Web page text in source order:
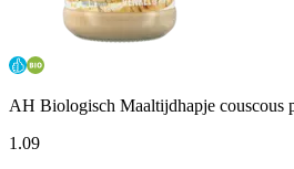
AH Biologisch Maaltijdhapje couscous
1.09